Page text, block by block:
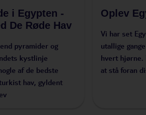
i Egypten -
De Røde Hav
pyramider og
kystlinje
af de bedste
hav, gyldent
Oplev
Vi har set
utallige
hvert hjørne.
at stå foran